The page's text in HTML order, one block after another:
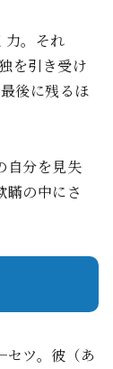
力。それ
を引き受け
後に残るほ
自分を見失
瞞の中にさ
ツ。彼（あ